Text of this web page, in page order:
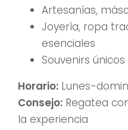
Artesanías,
Joyería, ropa
esenciales
Souvenirs
Horario: Lunes-
Consejo: Regatea
la experiencia